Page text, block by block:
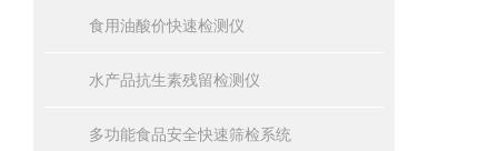
食用油酸价快速检测仪
水产品抗生素残留检测仪
多功能食品安全快速筛检系统